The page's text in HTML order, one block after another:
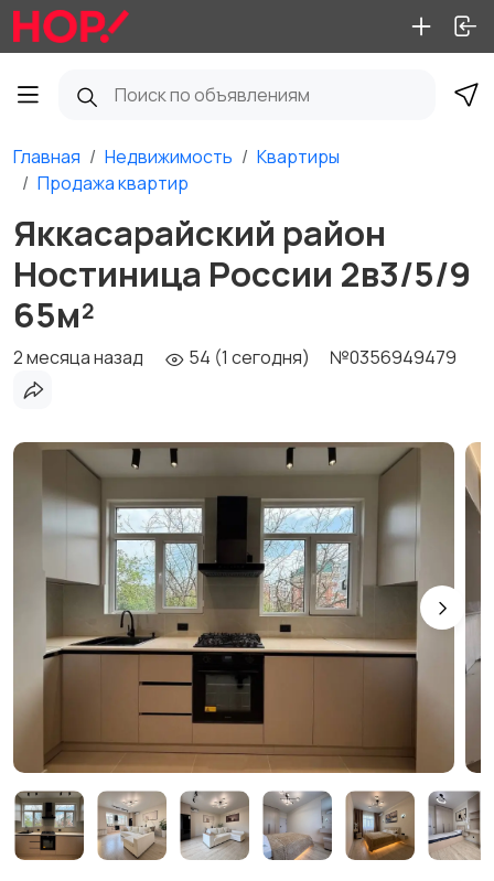
Главная Недвижимость
Квартиры
Продажа квартир
Яккасарайский район
Ностиница России 2в3/5/9
65м²
2 месяца назад 54 (1 сегодня) №0356949479